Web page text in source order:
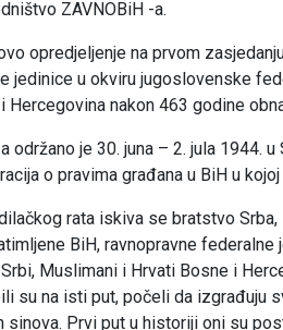
ZAVNOBiH -a.
opredjeljenje na prvom
jedinice u okviru jugoslovenske
Hercegovina nakon 463 godine
održano je 30. juna – 2. jula 1944.
o pravima građana u BiH u
rata iskiva se bratstvo
BiH, ravnopravne
Muslimani i Hrvati Bosne i
su na isti put, počeli da izgrađuju
sinova. Prvi put u historiji oni su